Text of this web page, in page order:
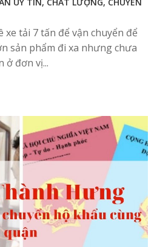
xe tải 7 tấn để vận chuyển để
sản phẩm đi xa nhưng chưa
ở đơn vị...